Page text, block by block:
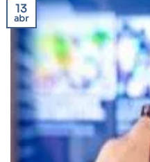
13
abr